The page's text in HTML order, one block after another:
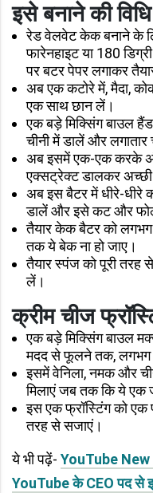
इसे बनाने की विधि
रेड वेलवेट केक बनाने के
फारेनहाइट या 180
पर बटर पेपर लगाकर
अब एक कटोरे में, मैदा,
एक साथ छान लें।
एक बड़े मिक्सिंग बाउल
चीनी में डालें और
अब इसमें एक-एक करके
एक्सट्रेक्ट डालकर
अब इस बैटर में धीरे-धीरे
डालें और इसे कट और
तैयार केक बैटर को
तक ये बेक ना हो जाए।
तैयार स्पंज को पूरी तरह
लें।
क्रीम चीज
एक बड़े मिक्सिंग बाउल
मदद से फूलने तक, लगभग
इसमें वेनिला, नमक और
मिलाएं जब तक कि ये एक
इस एक फ्रॉस्टिंग को एक
तरह से सजाएं।
ये भी पढ़ें- YouTube New
YouTube के CEO पद से